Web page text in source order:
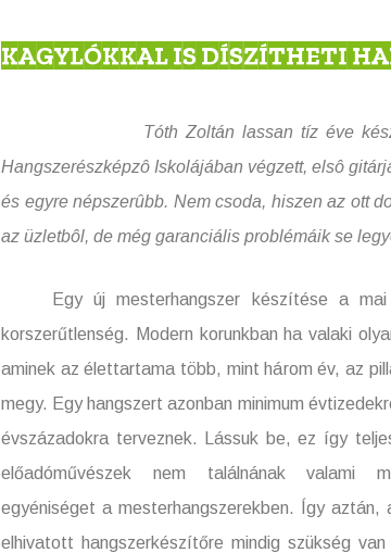
KAGYLÓKKAL IS DÍSZÍTHETI
Tóth Zoltán lassan tíz éve készít
Hangszerészképzô Iskolájában végzett, elsô
és egyre népszerûbb. Nem csoda, hiszen az ott
az üzletbôl, de még garanciális problémáik se
Egy új mesterhangszer készítése a
korszerűtlenség. Modern korunkban ha valaki
aminek az élettartama több, mint három év, az
megy. Egy hangszert azonban minimum
évszázadokra terveznek. Lássuk be, ez így
előadóművészek nem találnának valami
egyéniséget a mesterhangszerekben. Így aztán,
elhivatott hangszerkészítőre mindig szükség